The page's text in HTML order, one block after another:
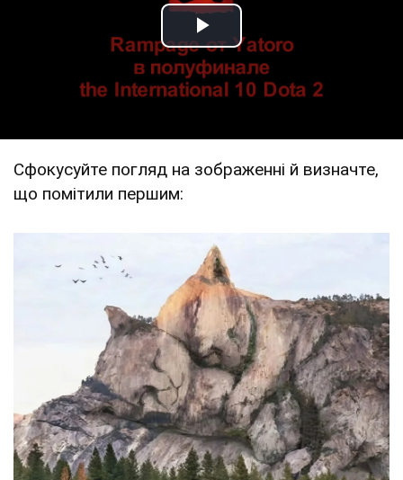
Play Video
Сфокусуйте погляд на зображенні й визначте,
що помітили першим: